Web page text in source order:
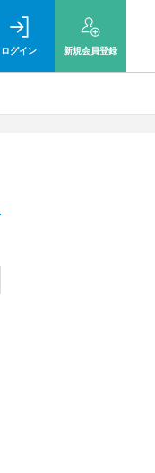
ログイン 新規会員登録